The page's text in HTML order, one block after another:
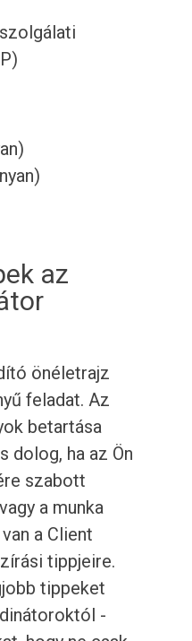
az
önéletrajz
feladat. Az
betartása
dolog, ha az Ön
szabott
a munka
a Client
tippjeire.
tippeket
-